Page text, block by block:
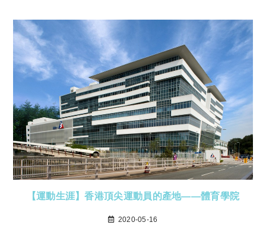
【運動生涯】香港頂尖運動員的產地——體育學院
2020-05-16